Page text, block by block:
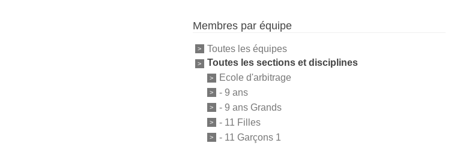
Membres par équipe
Toutes les équipes
Toutes les sections et disciplines
Ecole d'arbitrage
- 9 ans
- 9 ans Grands
- 11 Filles
- 11 Garçons 1